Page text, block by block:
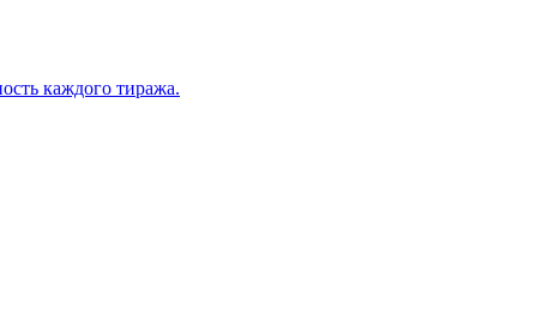
каждого тиража.